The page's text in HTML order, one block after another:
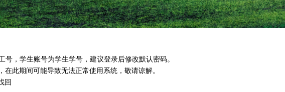
号，学生账号为学生学号，建议登录后修改默认密码。
在此期间可能导致无法正常使用系统，敬请谅解。
回